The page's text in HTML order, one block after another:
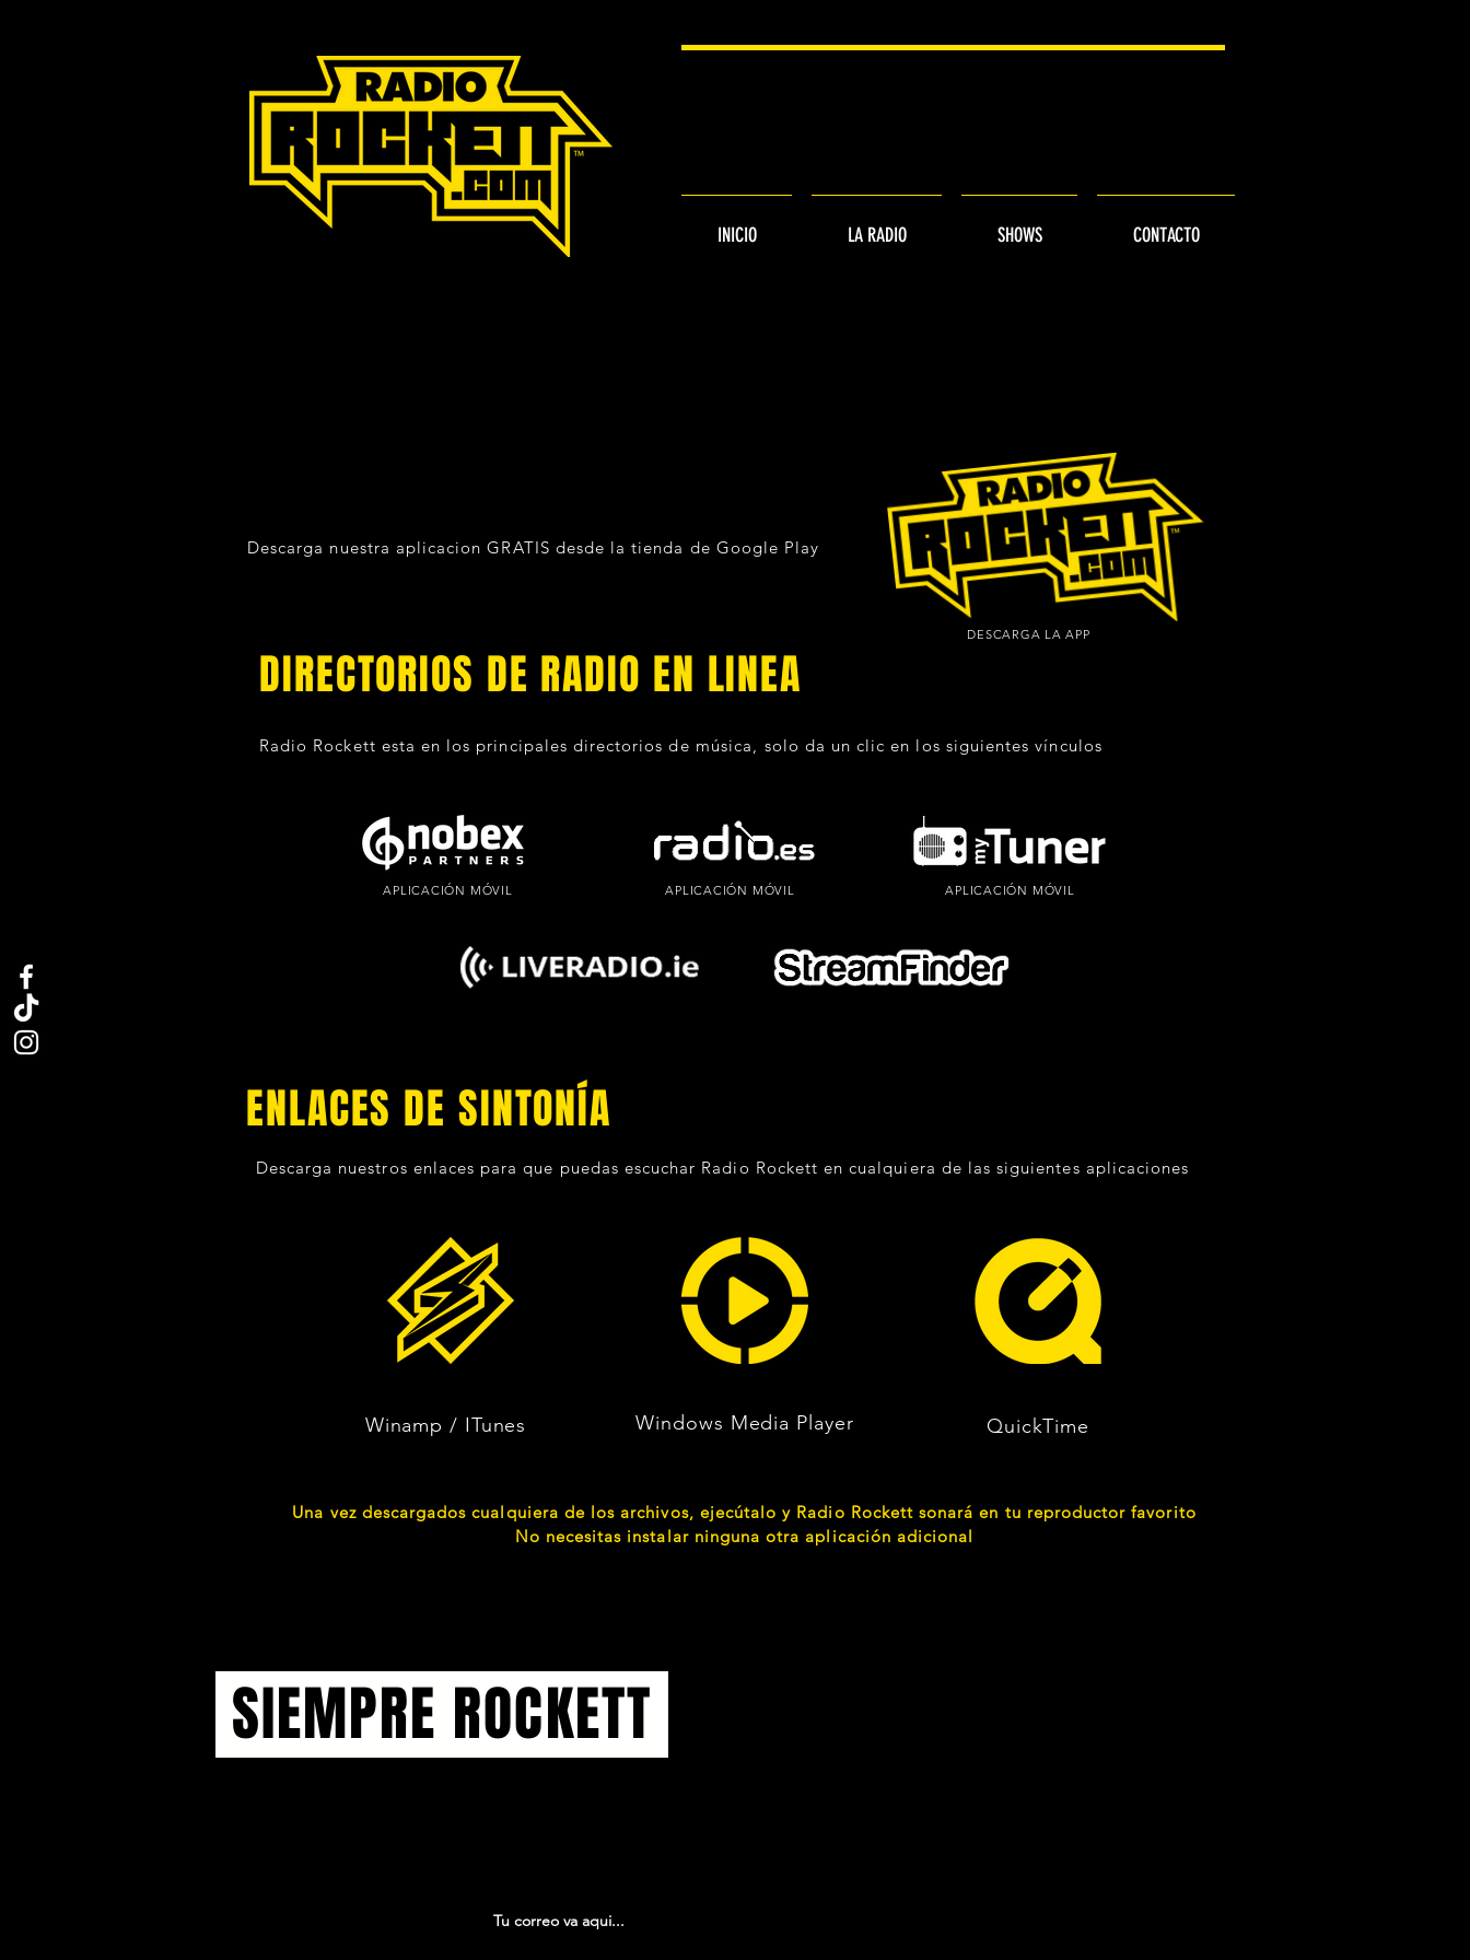
INICIO LA RADIO SHOWS CONTACTO
Descarga nuestra aplicacion GRATIS desde la tienda de Google Play
DIRECTORIOS DE RADIO EN LINEA
DESCARGA LA APP
Radio Rockett esta en los principales directorios de música, solo da un clic en los siguientesvínculos
APLICACIÓN MÓVIL APLICACIÓN MÓVIL APLICACIÓN MÓVIL
ENLACES DE SINTONÍA
Descarga nuestros enlaces para que puedas escuchar Radio Rockett en cualquiera de las siguientes aplicaciones
Winamp / ITunes Windows Media Player QuickTime
Una vez descargados cualquiera de los archivos, ejecútalo y Radio Rockett sonará en tu reproductor favorito
No necesitas instalar ninguna otra aplicación adicional
SIEMPRE ROCKETT